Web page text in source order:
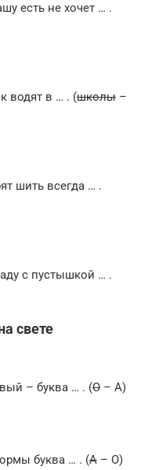
есть не хочет … .
водят в … . (школы –
шить всегда … .
с пустышкой … .
свете
– буква … . (О – А)
буква … . (А – О)